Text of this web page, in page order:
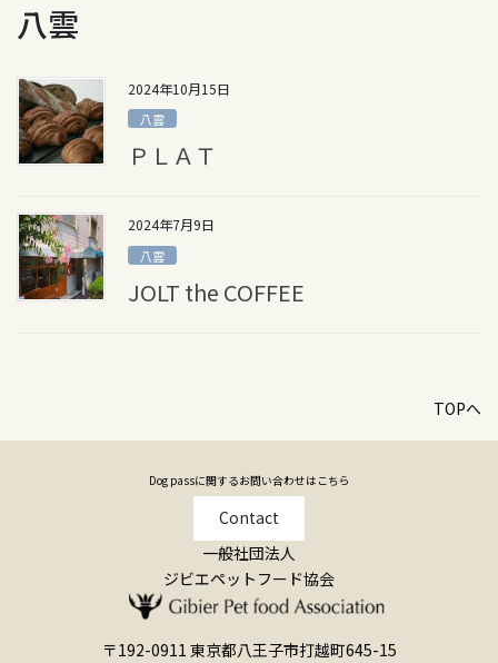
八雲
2024年10月15日
八雲
ＰＬＡＴ
2024年7月9日
八雲
JOLT the COFFEE
TOPへ
Dog passに関するお問い合わせはこちら
Contact
一般社団法人
ジビエペットフード協会
〒192-0911 東京都八王子市打越町645-15